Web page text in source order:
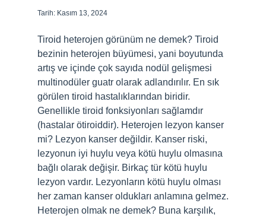
Tarih: Kasım 13, 2024
Tiroid heterojen görünüm ne demek? Tiroid
bezinin heterojen büyümesi, yani boyutunda
artış ve içinde çok sayıda nodül gelişmesi
multinodüler guatr olarak adlandırılır. En sık
görülen tiroid hastalıklarından biridir.
Genellikle tiroid fonksiyonları sağlamdır
(hastalar ötiroiddir). Heterojen lezyon kanser
mi? Lezyon kanser değildir. Kanser riski,
lezyonun iyi huylu veya kötü huylu olmasına
bağlı olarak değişir. Birkaç tür kötü huylu
lezyon vardır. Lezyonların kötü huylu olması
her zaman kanser oldukları anlamına gelmez.
Heterojen olmak ne demek? Buna karşılık,